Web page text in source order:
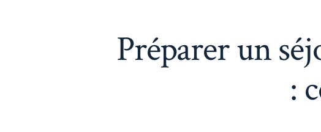
Préparer un
: